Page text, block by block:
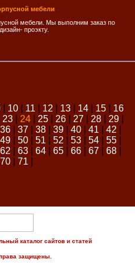
мебели
мебели. Мы выполним заказ по
проэкту.
| 10| 11 12 13| 14| 15| 16
23| 24| 25| 26| 27| 28| 29|
36| 37| 38| 39| 40| 41 42
49| 50| 51 52 53| 54| 55|
62 63| 64| 65| 66| 67| 68|
70| 71
каталог сайтов и статей
защищены.